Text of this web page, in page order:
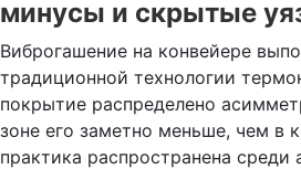
минусы и скрытые
Виброгашение на конвейере
традиционной технологии
покрытие распределено
зоне его заметно меньше, чем в
практика распространена среди